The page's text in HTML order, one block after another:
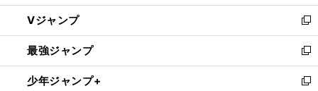
ウ
ィ
ン
ド
ウ
で
し
い
ウ
ィ
ン
ド
Vジャンプ
新
し
い
ウ
ィ
最強ジャンプ
新
し
い
少年ジャンプ+
新